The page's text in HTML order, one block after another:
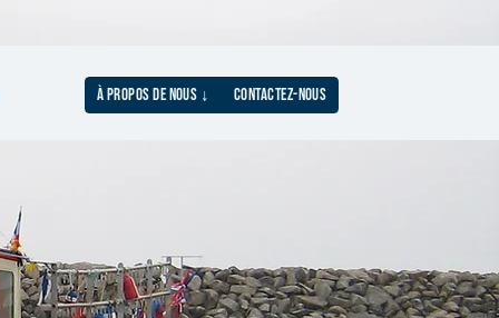
À PROPOS DE NOUS ↓ CONTACTEZ-NOUS